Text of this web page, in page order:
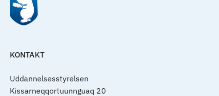
KONTAKT
Uddannelsesstyrelsen
Kissarneqqortuunnguaq 20